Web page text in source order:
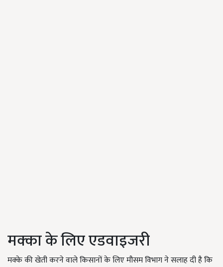
मक्का के लिए एडवाइजरी
मक्के की खेती करने वाले किसानों के लिए मौसम विभाग ने सलाह दी है कि